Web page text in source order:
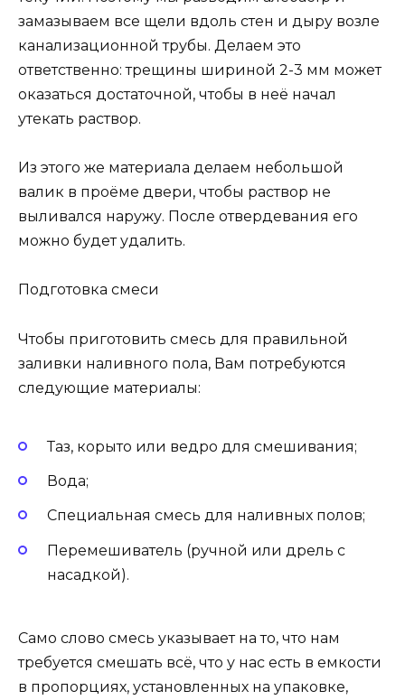
замазываем все щели вдоль стен и дыру возле
канализационной трубы. Делаем это
ответственно: трещины шириной 2-3 мм может
оказаться достаточной, чтобы в неё начал
утекать раствор.
Из этого же материала делаем небольшой
валик в проёме двери, чтобы раствор не
выливался наружу. После отвердевания его
можно будет удалить.
Подготовка смеси
Чтобы приготовить смесь для правильной
заливки наливного пола, Вам потребуются
следующие материалы:
Таз, корыто или ведро для смешивания;
Вода;
Специальная смесь для наливных полов;
Перемешиватель (ручной или дрель с
насадкой).
Само слово смесь указывает на то, что нам
требуется смешать всё, что у нас есть в емкости
в пропорциях, установленных на упаковке,